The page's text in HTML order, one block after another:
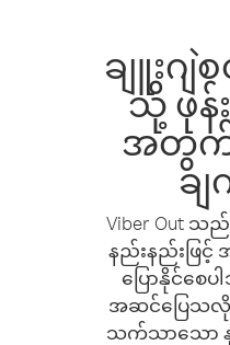
ချူးဂျဲ
သို့ ဖုန်း
အတွက်
ချ
Viber Out
နည်းနည်းဖြင့်
ပြောနိုင်စေ
အဆင်ပြေသလို
သက်သာသော နှုန်